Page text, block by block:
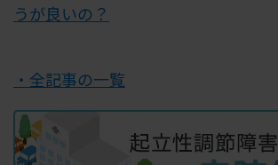
うが良いの？
・全記事の一覧